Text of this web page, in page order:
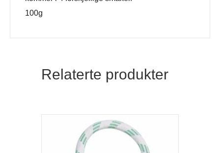
100g
Relaterte produkter